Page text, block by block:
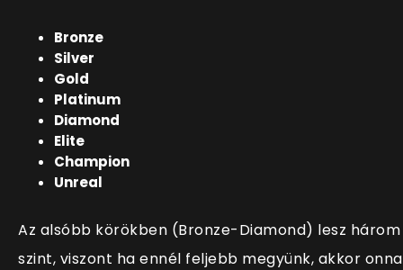
Bronze
Silver
Gold
Platinum
Diamond
Elite
Champion
Unreal
Az alsóbb körökben (Bronze-Diamond) lesz három
szint, viszont ha ennél feljebb megyünk, akkor